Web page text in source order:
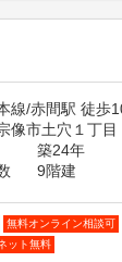
線/赤間駅 徒歩
像市土穴１丁目
築24年
9階建
無料オンライン相談可
ット無料